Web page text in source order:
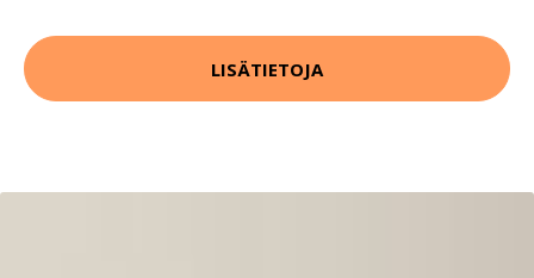
LISÄTIETOJA